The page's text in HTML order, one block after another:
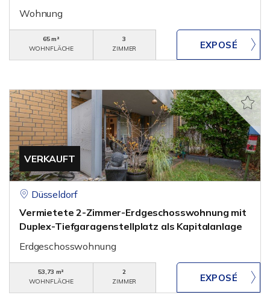
Wohnung
65 m²
WOHNFLÄCHE
3
ZIMMER
VERKAUFT
Düsseldorf
Vermietete 2-Zimmer-Erdgeschosswohnung mit
Duplex-Tiefgaragenstellplatz als Kapitalanlage
Erdgeschosswohnung
53,73 m²
WOHNFLÄCHE
2
ZIMMER